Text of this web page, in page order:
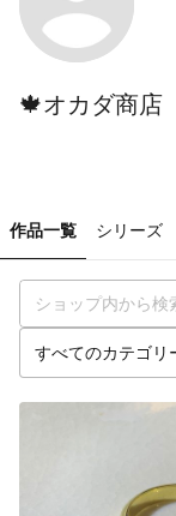
🍁オカダ商店
作品一覧 シリーズ